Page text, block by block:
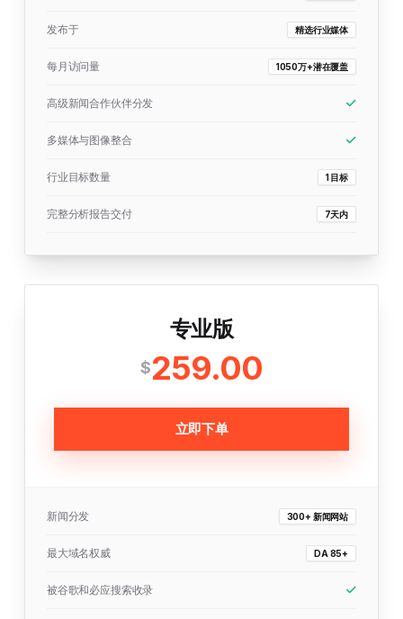
发布于 精选行业媒体
每月访问量 1050万+潜在覆盖
高级新闻合作伙伴分发
多媒体与图像整合
行业目标数量 1 目标
完整分析报告交付 7天内
专业版
$259.00
立即下单
新闻分发 300+ 新闻网站
最大域名权威 DA 85+
被谷歌和必应搜索收录